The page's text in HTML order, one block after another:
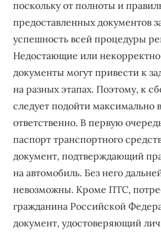
поскольку от полноты и
предоставленных документов
успешность всей процедуры
Недостающие или
документы могут привести к
на разных этапах. Поэтому, к
следует подойти максимально
ответственно. В первую
паспорт транспортного
документ, подтверждающий
на автомобиль. Без него
невозможны. Кроме ПТС,
гражданина Российской
документ, удостоверяющий